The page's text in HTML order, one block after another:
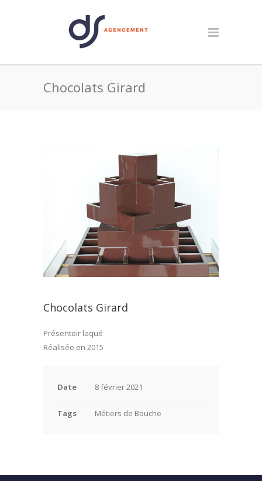
Chocolats Girard
Chocolats Girard
Présentoir laqué
Réalisée en 2015
Date 8 février 2021
Tags Métiers de Bouche